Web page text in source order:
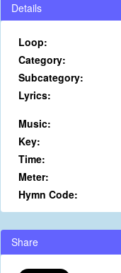
Details
Loop:
Category:
Subcategory:
Lyrics:
Music:
Key:
Time:
Meter:
Hymn Code:
Share